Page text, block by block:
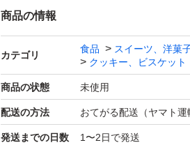
※一つ一つ丁寧にお作りしておりま
があります。
ご理解下さいますようお願い致します
※開封後は、季節や天候などによって
商品の情報
カテゴリ
食品 スイーツ、洋菓
クッキー、ビスケット
商品の状態 未使用
配送の方法 おてがる配送（ヤマト運
発送までの日数 1〜2日で発送